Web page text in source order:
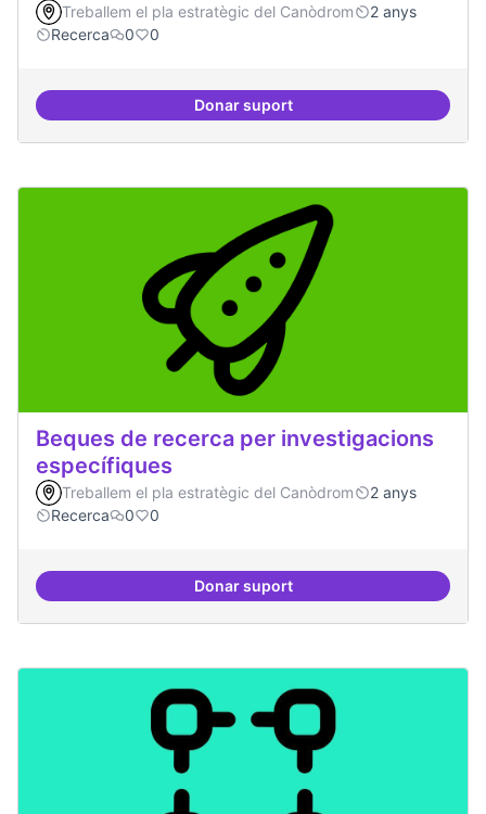
Treballem el pla estratègic del Canòdrom
2 anys
Recerca
0 0
Donar suportPilot guifinet nivell ciutat
Beques de recerca per investigacions
específiques
Treballem el pla estratègic del Canòdrom
2 anys
Recerca
0 0
Donar suportBeques de recerca per